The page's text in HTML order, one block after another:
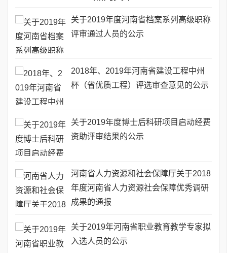
关于2019年度河南省档案系列高级职称
评审通过人员的公示
2018年、2019年河南省建设工程中州
杯（省优质工程）评选审查意见的公示
关于2019年度博士后科研项目启动经费
资助评审结果的公示
河南省人力资源和社会保障厅关于2018
年度河南省人力资源社会保障优秀调研
成果的通报
关于2019年河南省职业教育教学专家拟
入选人员的公示